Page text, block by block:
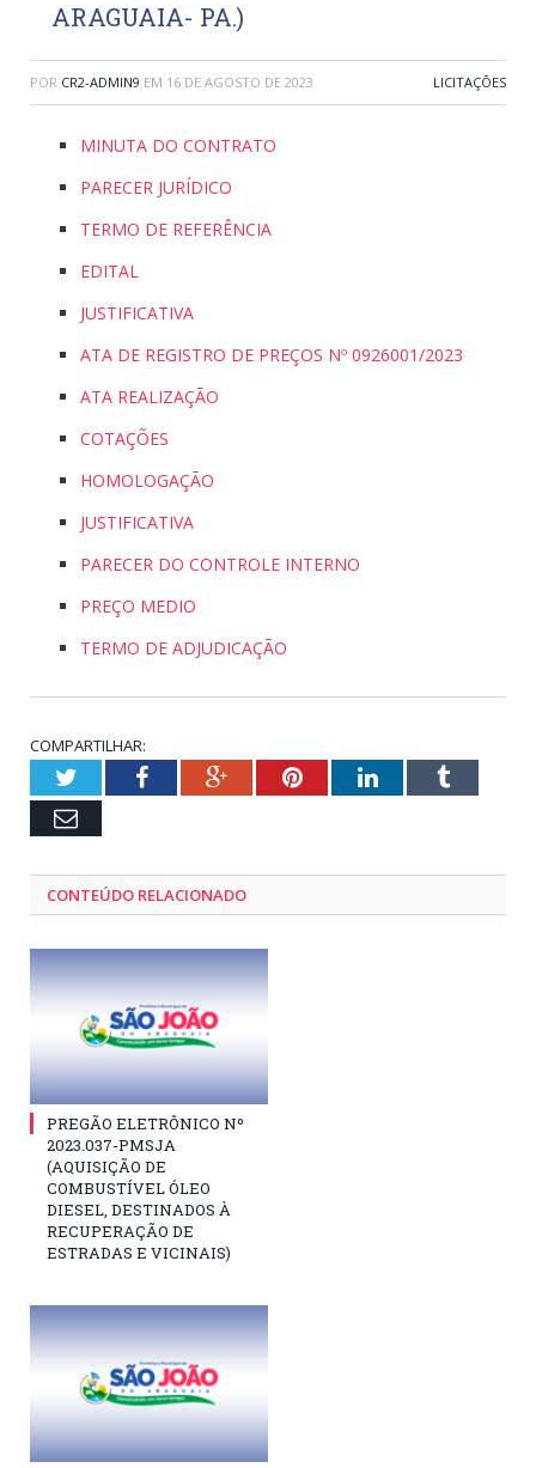
ARAGUAIA- PA.)
POR CR2-ADMIN9 EM 16 DE AGOSTO DE 2023 LICITAÇÕES
MINUTA DO CONTRATO
PARECER JURÍDICO
TERMO DE REFERÊNCIA
EDITAL
JUSTIFICATIVA
ATA DE REGISTRO DE PREÇOS Nº 0926001/2023
ATA REALIZAÇÃO
COTAÇÕES
HOMOLOGAÇÃO
JUSTIFICATIVA
PARECER DO CONTROLE INTERNO
PREÇO MEDIO
TERMO DE ADJUDICAÇÃO
COMPARTILHAR:
TwitterFacebookGoogle+PinterestLinkedInTumblr
Email
CONTEÚDO RELACIONADO
PREGÃO ELETRÔNICO Nº
2023.037-PMSJA
(AQUISIÇÃO DE
COMBUSTÍVEL ÓLEO
DIESEL, DESTINADOS À
RECUPERAÇÃO DE
ESTRADAS E VICINAIS)